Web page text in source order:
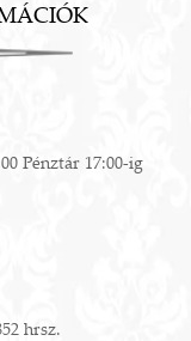
Pénztár 17:00-ig
hrsz.